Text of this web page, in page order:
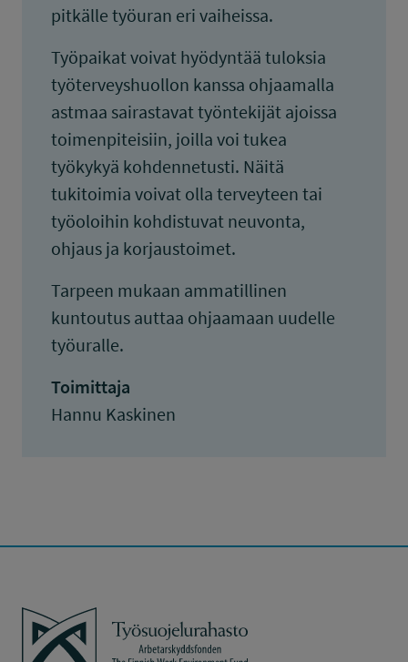
pitkälle työuran eri vaiheissa.
Työpaikat voivat hyödyntää tuloksia
työterveyshuollon kanssa ohjaamalla
astmaa sairastavat työntekijät ajoissa
toimenpiteisiin, joilla voi tukea
työkykyä kohdennetusti. Näitä
tukitoimia voivat olla terveyteen tai
työoloihin kohdistuvat neuvonta,
ohjaus ja korjaustoimet.
Tarpeen mukaan ammatillinen
kuntoutus auttaa ohjaamaan uudelle
työuralle.
Toimittaja
Hannu Kaskinen
Työsuojelurahasto